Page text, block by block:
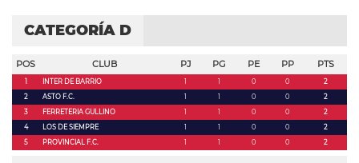
CATEGORÍA D
POS CLUB PJ PG PE PP PTS
1 INTER DE BARRIO 1 1 0 0
2
2
ASTO F.C. 1 1 0 0
2
3
FERRETERIA GULLINO 1 1 0 0
2
4
LOS DE SIEMPRE 1 1 0 0
2
5
PROVINCIAL F.C. 1 1 0 0 2